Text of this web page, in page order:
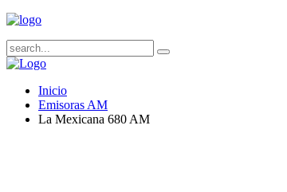
Inicio
Emisoras AM
La Mexicana 680 AM